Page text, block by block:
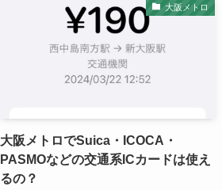
大阪メトロ
大阪メトロでSuica・ICOCA・
PASMOなどの交通系ICカードは使え
るの？